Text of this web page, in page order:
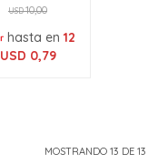
USD10,00
hasta en 12
USD 0,79
MOSTRANDO 13 DE 13